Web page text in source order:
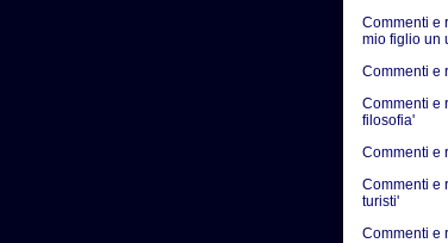
Commenti e
mio figlio un
Commenti e
Commenti e
filosofia'
Commenti e
Commenti e
turisti'
Commenti e